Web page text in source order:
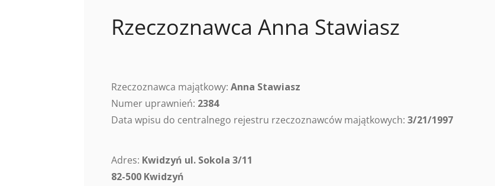
Rzeczoznawca Anna Stawiasz
Rzeczoznawca majątkowy: Anna Stawiasz
Numer uprawnień: 2384
Data wpisu do centralnego rejestru rzeczoznawców majątkowych: 3/21/1997
Adres: Kwidzyń ul. Sokola 3/11
82-500 Kwidzyń